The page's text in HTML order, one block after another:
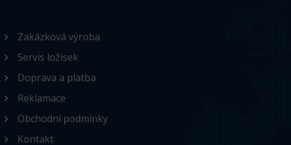
Zakázková výroba
Servis ložisek
Doprava a platba
Reklamace
Obchodní podmínky
Kontakt